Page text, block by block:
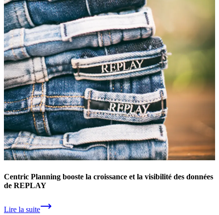
Centric Planning booste la croissance et la visibilité des données
de REPLAY
Lire la suite